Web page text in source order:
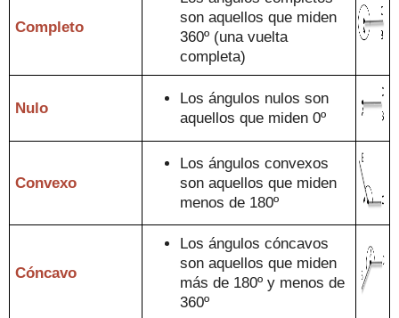
Completo
son aquellos que miden
360º (unavuelta
completa)
Nulo
Los ángulos nulos son
aquellos que miden 0º
Convexo
Los ángulos convexos
son aquellos que miden
menos de 180º
Cóncavo
Los ángulos cóncavos
son aquellos que miden
más de 180º y menos de
360º